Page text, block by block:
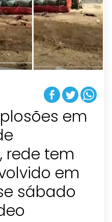
em
rede tem
em
sábado